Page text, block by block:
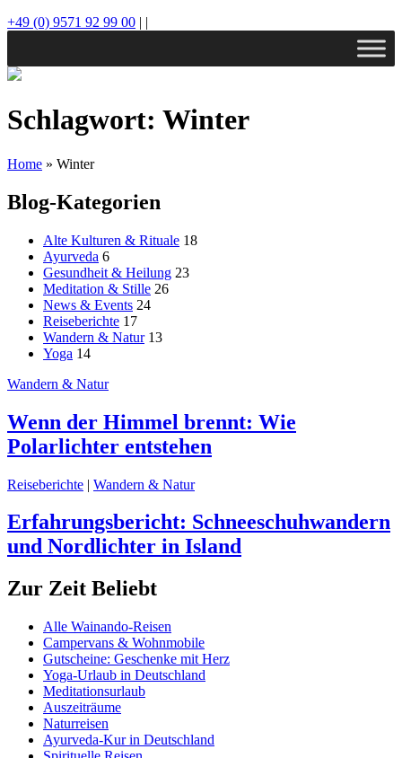
+49 (0) 9571 92 99 00 | |
Schlagwort: Winter
Home » Winter
Blog-Kategorien
Alte Kulturen & Rituale 18
Ayurveda 6
Gesundheit & Heilung 23
Meditation & Stille 26
News & Events 24
Reiseberichte 17
Wandern & Natur 13
Yoga 14
Wandern & Natur
Wenn der Himmel brennt: Wie
Polarlichter entstehen
Reiseberichte | Wandern & Natur
Erfahrungsbericht: Schneeschuhwandern
und Nordlichter in Island
Zur Zeit Beliebt
Alle Wainando-Reisen
Campervans & Wohnmobile
Gutscheine: Geschenke mit Herz
Yoga-Urlaub in Deutschland
Meditationsurlaub
Auszeiträume
Naturreisen
Ayurveda-Kur in Deutschland